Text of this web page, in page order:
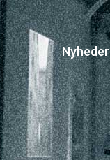
Nyheder